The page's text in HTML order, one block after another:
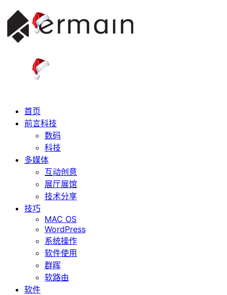
首页
前言科技
数码
科技
多媒体
互动创意
展厅展馆
技术分享
技巧
MAC OS
WordPress
系统操作
软件使用
群晖
软路由
软件